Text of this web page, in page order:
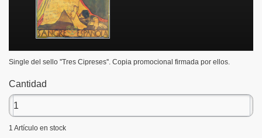
Single del sello ''Tres Cipreses''. Copia promocional firmada por ellos.
Cantidad
1 Artículo en stock